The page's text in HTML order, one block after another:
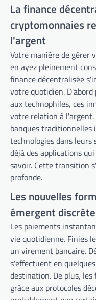
La finance
cryptomonnaies
l'argent
Votre manière de gérer
en ayez pleinement
finance décentralisée
votre quotidien.
aux technophiles, ces
votre relation à
banques traditionnelles
technologies dans
déjà des applications
savoir. Cette transition
profonde.
Les nouvelles
émergent
Les paiements
vie quotidienne. Finies
un virement bancaire.
s'effectuent en
destination. De plus,
grâce aux protocoles